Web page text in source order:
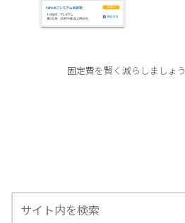
固定費を賢く減らしましょう